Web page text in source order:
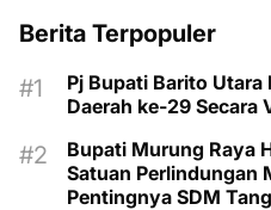
Berita Terpopuler
Pj Bupati Barito
Daerah ke-29 Secara
Bupati Murung Raya
Satuan Perlindungan
Pentingnya SDM